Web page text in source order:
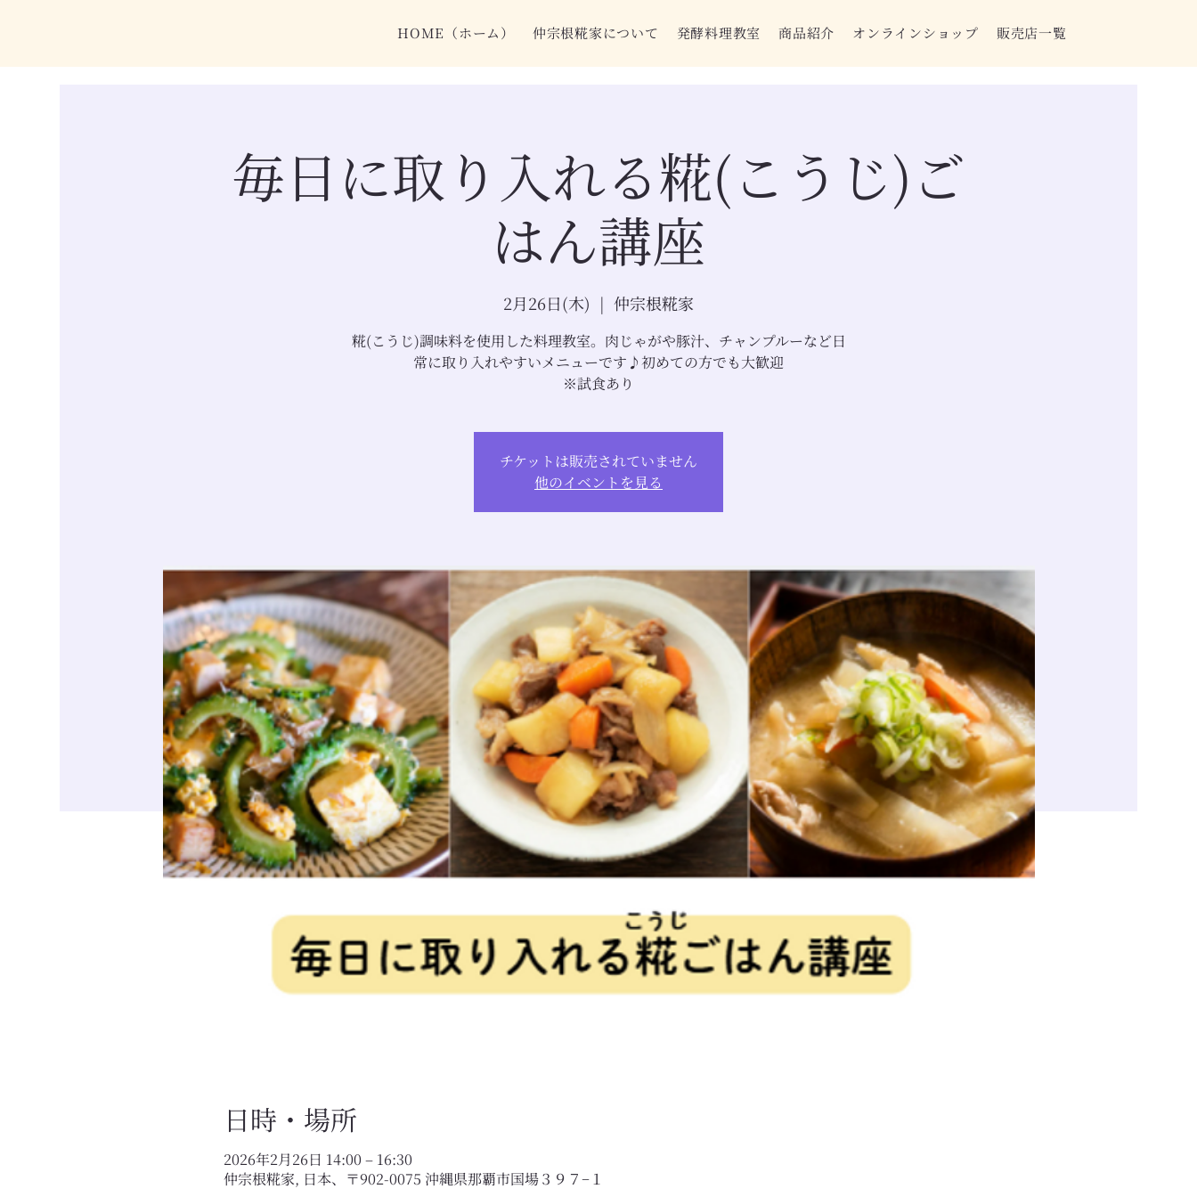
HOME（ホーム） 仲宗根糀家について 発酵料理教室 商品紹介 オンラインショップ 販売店一覧
毎日に取り入れる糀(こうじ)ご
はん講座
2月26日(木)
  |
仲宗根糀家
糀(こうじ)調味料を使用した料理教室。肉じゃがや豚汁、チャンプルーなど日
常に取り入れやすいメニューです♪初めての方でも大歓迎
※試食あり
チケットは販売されていません
他のイベントを見る
日時・場所
2026年2月26日 14:00 – 16:30
仲宗根糀家, 日本、〒902-0075 沖縄県那覇市国場３９７−１